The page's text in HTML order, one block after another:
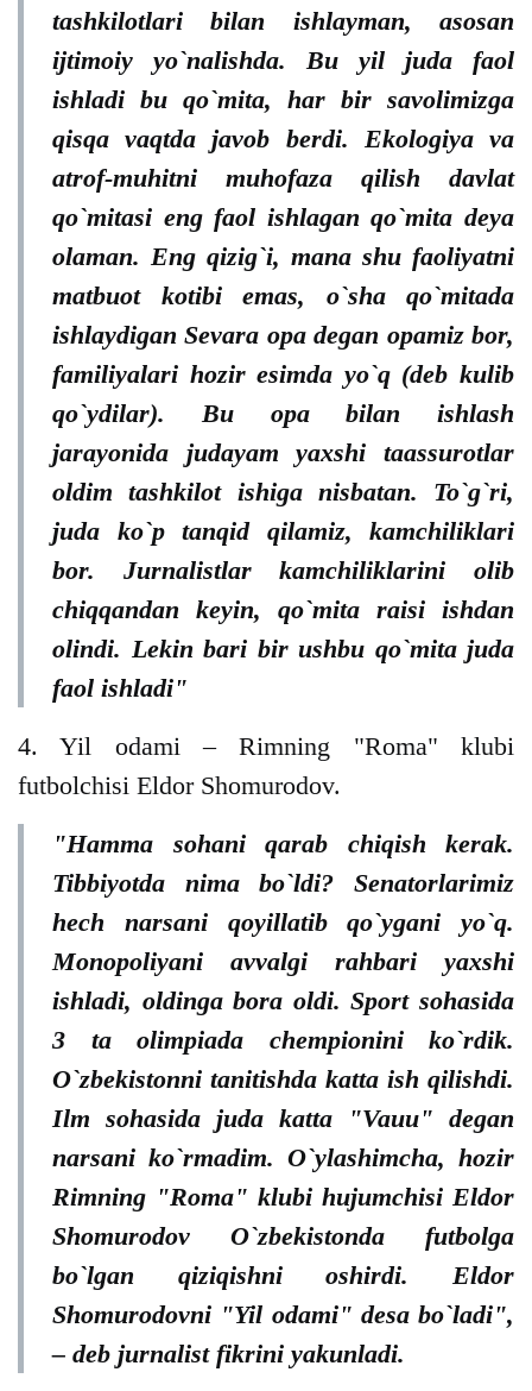
tashkilotlari bilan ishlayman, asosan
ijtimoiy yo`nalishda. Bu yil juda faol
ishladi bu qo`mita, har bir savolimizga
qisqa vaqtda javob berdi. Ekologiya va
atrof-muhitni muhofaza qilish davlat
qo`mitasi eng faol ishlagan qo`mita deya
olaman. Eng qizig`i, mana shu faoliyatni
matbuot kotibi emas, o`sha qo`mitada
ishlaydigan Sevara opa degan opamiz bor,
familiyalari hozir esimda yo`q (deb kulib
qo`ydilar). Bu opa bilan ishlash
jarayonida judayam yaxshi taassurotlar
oldim tashkilot ishiga nisbatan. To`g`ri,
juda ko`p tanqid qilamiz, kamchiliklari
bor. Jurnalistlar kamchiliklarini olib
chiqqandan keyin, qo`mita raisi ishdan
olindi. Lekin bari bir ushbu qo`mita juda
faol ishladi"
4. Yil odami – Rimning "Roma" klubi
futbolchisi Eldor Shomurodov.
"Hamma sohani qarab chiqish kerak.
Tibbiyotda nima bo`ldi? Senatorlarimiz
hech narsani qoyillatib qo`ygani yo`q.
Monopoliyani avvalgi rahbari yaxshi
ishladi, oldinga bora oldi. Sport sohasida
3 ta olimpiada chempionini ko`rdik.
O`zbekistonni tanitishda katta ish qilishdi.
Ilm sohasida juda katta "Vauu" degan
narsani ko`rmadim. O`ylashimcha, hozir
Rimning "Roma" klubi hujumchisi Eldor
Shomurodov O`zbekistonda futbolga
bo`lgan qiziqishni oshirdi. Eldor
Shomurodovni "Yil odami" desa bo`ladi",
– deb jurnalist fikrini yakunladi.